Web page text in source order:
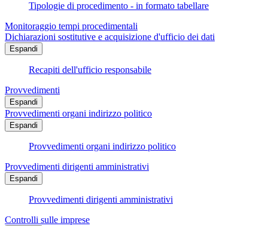
Tipologie di procedimento - in formato tabellare
Monitoraggio tempi procedimentali
Dichiarazioni sostitutive e acquisizione d'ufficio dei dati
Espandi
Recapiti dell'ufficio responsabile
Provvedimenti
Espandi
Provvedimenti organi indirizzo politico
Espandi
Provvedimenti organi indirizzo politico
Provvedimenti dirigenti amministrativi
Espandi
Provvedimenti dirigenti amministrativi
Controlli sulle imprese